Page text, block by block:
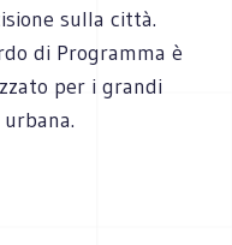
sulla città.
di Programma è
per i grandi